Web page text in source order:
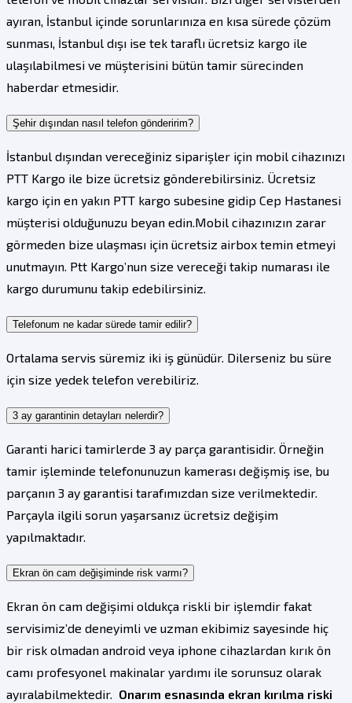
ayıran, İstanbul içinde sorunlarınıza en kısa sürede çözüm
sunması, İstanbul dışı ise tek taraflı ücretsiz kargo ile
ulaşılabilmesi ve müşterisini bütün tamir sürecinden
haberdar etmesidir.
Şehir dışından nasıl telefon gönderirim?
İstanbul dışından vereceğiniz siparişler için mobil cihazınızı
PTT Kargo ile bize ücretsiz gönderebilirsiniz. Ücretsiz
kargo için en yakın PTT kargo subesine gidip Cep Hastanesi
müşterisi olduğunuzu beyan edin.Mobil cihazınızın zarar
görmeden bize ulaşması için ücretsiz airbox temin etmeyi
unutmayın. Ptt Kargo’nun size vereceği takip numarası ile
kargo durumunu takip edebilirsiniz.
Telefonum ne kadar sürede tamir edilir?
Ortalama servis süremiz iki iş günüdür. Dilerseniz bu süre
için size yedek telefon verebiliriz.
3 ay garantinin detayları nelerdir?
Garanti harici tamirlerde 3 ay parça garantisidir. Örneğin
tamir işleminde telefonunuzun kamerası değişmiş ise, bu
parçanın 3 ay garantisi tarafımızdan size verilmektedir.
Parçayla ilgili sorun yaşarsanız ücretsiz değişim
yapılmaktadır.
Ekran ön cam değişiminde risk varmı?
Ekran ön cam değişimi oldukça riskli bir işlemdir fakat
servisimiz’de deneyimli ve uzman ekibimiz sayesinde hiç
bir risk olmadan android veya iphone cihazlardan kırık ön
camı profesyonel makinalar yardımı ile sorunsuz olarak
ayıralabilmektedir. Onarım esnasında ekran kırılma riski